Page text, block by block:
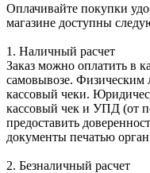
Оплачивайте покупки
магазине доступны
1. Наличный расчет
Заказ можно оплатить в
самовывозе. Физическим
кассовый чеки.
кассовый чек и УПД (от
предоставить
документы печатью
2. Безналичный расчет